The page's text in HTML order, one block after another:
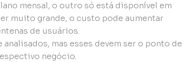
mensal, o outro só está disponível em
muito grande, o custo pode aumentar
de usuários.
mas esses devem ser o ponto de
negócio.